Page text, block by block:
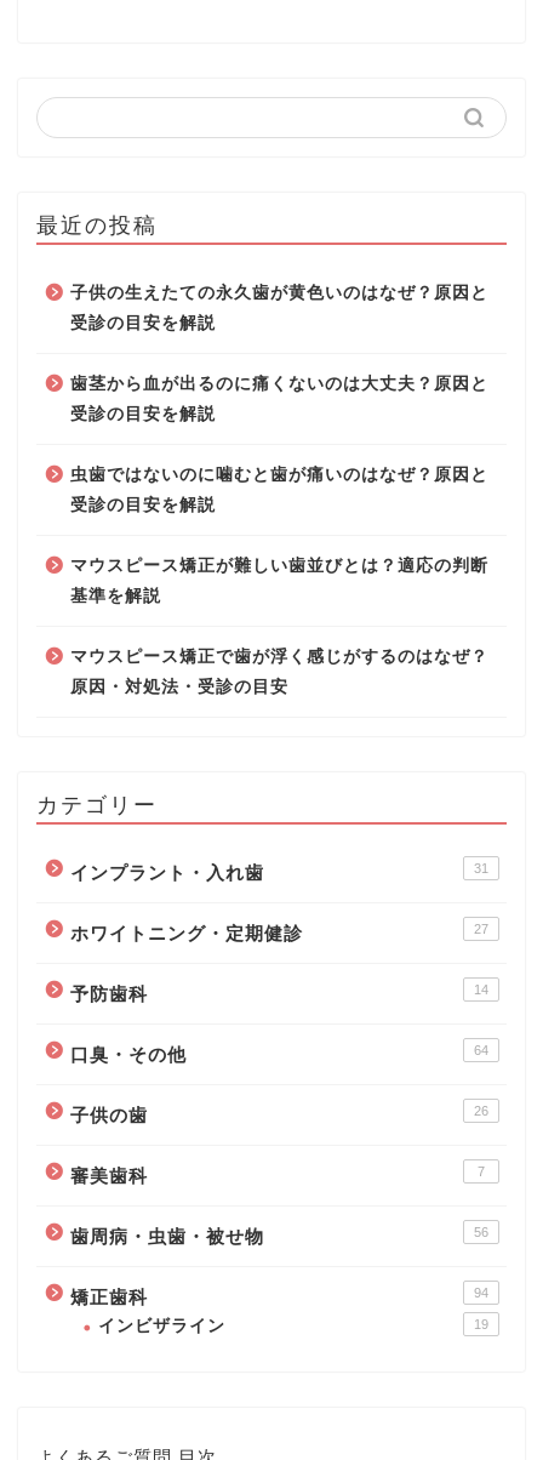
最近の投稿
子供の生えたての永久歯が黄色いのはなぜ？原因と
受診の目安を解説
歯茎から血が出るのに痛くないのは大丈夫？原因と
受診の目安を解説
虫歯ではないのに噛むと歯が痛いのはなぜ？原因と
受診の目安を解説
マウスピース矯正が難しい歯並びとは？適応の判断
基準を解説
マウスピース矯正で歯が浮く感じがするのはなぜ？
原因・対処法・受診の目安
カテゴリー
インプラント・入れ歯 31
ホワイトニング・定期健診 27
予防歯科 14
口臭・その他 64
子供の歯 26
審美歯科 7
歯周病・虫歯・被せ物 56
矯正歯科 94
インビザライン 19